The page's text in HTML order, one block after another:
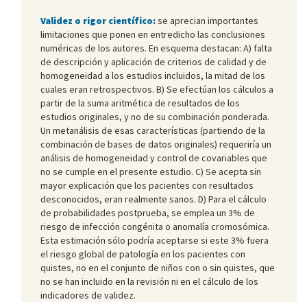
Validez o rigor científico:se aprecian importantes
limitaciones que ponen en entredicho las conclusiones
numéricas de los autores. En esquema destacan: A) falta
de descripción y aplicación de criterios de calidad y de
homogeneidad a los estudios incluidos, la mitad de los
cuales eran retrospectivos. B) Se efectúan los cálculos a
partir de la suma aritmética de resultados de los
estudios originales, y no de su combinación ponderada.
Un metanálisis de esas características (partiendo de la
combinación de bases de datos originales) requeriría un
análisis de homogeneidad y control de covariables que
no se cumple en el presente estudio. C) Se acepta sin
mayor explicación que los pacientes con resultados
desconocidos, eran realmente sanos. D) Para el cálculo
de probabilidades postprueba, se emplea un 3% de
riesgo de infección congénita o anomalía cromosómica.
Esta estimación sólo podría aceptarse si este 3% fuera
el riesgo global de patología en los pacientes con
quistes, no en el conjunto de niños con o sin quistes, que
no se han incluido en la revisión ni en el cálculo de los
indicadores de validez.